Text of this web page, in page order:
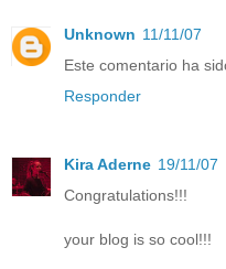
Unknown 11/11/07
Este comentario ha
Responder
Kira Aderne 19/11/07
Congratulations!!!
your blog is so cool!!!